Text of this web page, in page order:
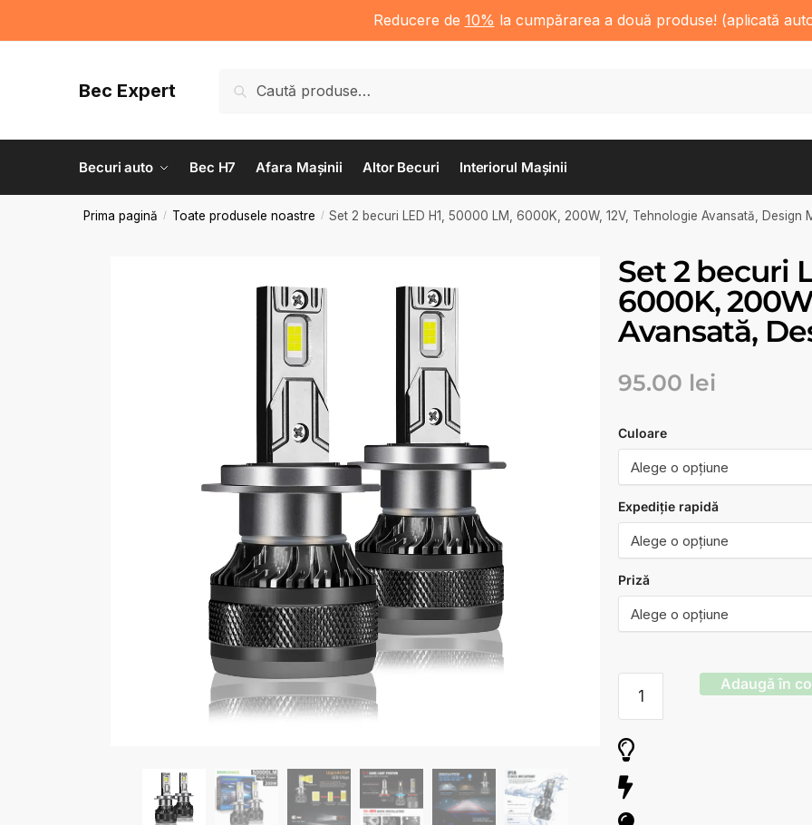
Reducere de 10% la cumpărarea a două produse! (aplicată
Bec Expert Caută
Becuri auto Bec H7 Afara Mașinii Altor Becuri Interiorul Mașinii
Prima pagină / Toate produsele noastre / Set 2 becuri LED H1, 50000 LM, 6000K, 200W, 12V, Tehnologie Avansată, Design
Set 2 becuri
6000K,
Avansată,
95.00 lei
Culoare
Expediție rapidă
Priză
Adaugă în